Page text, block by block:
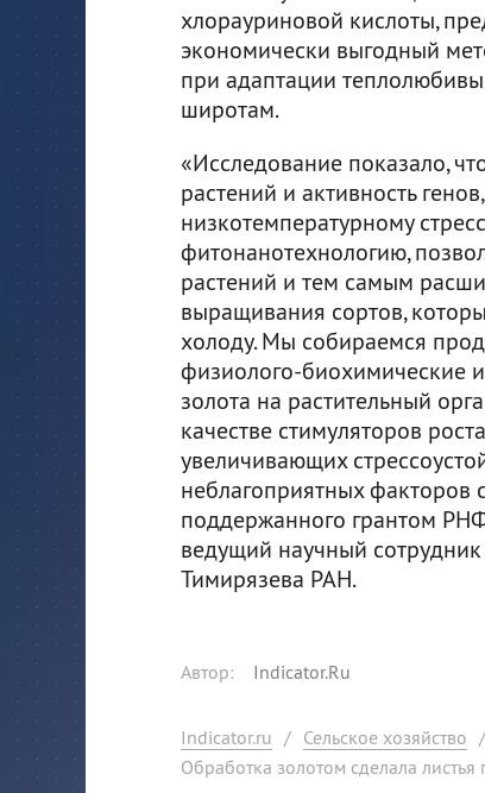
хлорауриновой кислоты,
экономически выгодный
при адаптации
широтам.
«Исследование показало,
растений и активность
низкотемпературному
фитонанотехнологию,
растений и тем самым
выращивания сортов,
холоду. Мы собираемся
физиолого-биохимические
золота на растительный
качестве стимуляторов
увеличивающих
неблагоприятных факторов
поддержанного грантом
ведущий научный
Тимирязева РАН.
Автор: Indicator.Ru
Indicator.ru / Сельское хозяйство /
Обработка золотом сделала